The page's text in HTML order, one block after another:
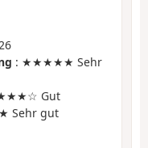
: ★★★★★ Sehr
Gut
Sehr gut